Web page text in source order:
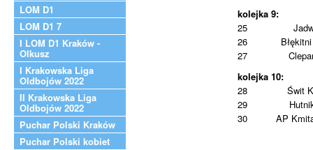
LOM D1
LOM D1 7
I LOM D1 Kraków -
Olkusz
I Krakowska Liga
Oldbojów 2022
II Krakowska Liga
Oldbojów 2022
Puchar Polski Kraków
Puchar Polski kobiet
kolejka 9:
25
26
27
kolejka 10:
28
Świt
29
30
AP